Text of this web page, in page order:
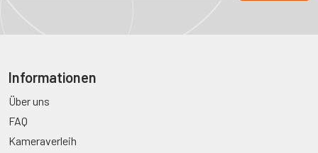
Informationen
Über uns
FAQ
Kameraverleih